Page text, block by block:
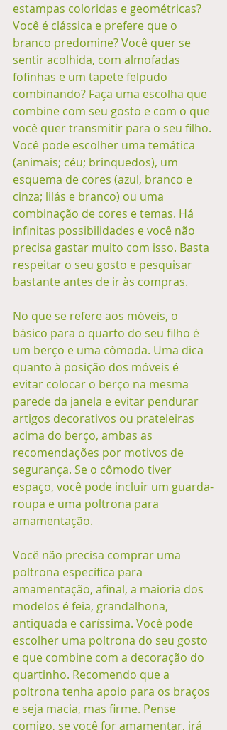
estampas coloridas e geométricas?
Você é clássica e prefere que o
branco predomine? Você quer se
sentir acolhida, com almofadas
fofinhas e um tapete felpudo
combinando? Faça uma escolha que
combine com seu gosto e com o que
você quer transmitir para o seu filho.
Você pode escolher uma temática
(animais; céu; brinquedos), um
esquema de cores (azul, branco e
cinza; lilás e branco) ou uma
combinação de cores e temas. Há
infinitas possibilidades e você não
precisa gastar muito com isso. Basta
respeitar o seu gosto e pesquisar
bastante antes de ir às compras.
No que se refere aos móveis, o
básico para o quarto do seu filho é
um berço e uma cômoda. Uma dica
quanto à posição dos móveis é
evitar colocar o berço na mesma
parede da janela e evitar pendurar
artigos decorativos ou prateleiras
acima do berço, ambas as
recomendações por motivos de
segurança. Se o cômodo tiver
espaço, você pode incluir um guarda-
roupa e uma poltrona para
amamentação.
Você não precisa comprar uma
poltrona específica para
amamentação, afinal, a maioria dos
modelos é feia, grandalhona,
antiquada e caríssima. Você pode
escolher uma poltrona do seu gosto
e que combine com a decoração do
quartinho. Recomendo que a
poltrona tenha apoio para os braços
e seja macia, mas firme. Pense
comigo, se você for amamentar, irá